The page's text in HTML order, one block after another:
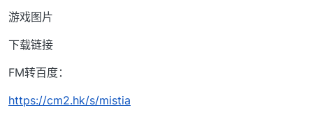
游戏图片
下载链接
FM转百度：
https://cm2.hk/s/mistia